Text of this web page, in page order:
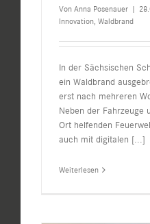
Von Anna Posenauer |
Innovation, Waldbrand
In der Sächsischen
ein Waldbrand
erst nach mehreren
Neben der Fahrzeuge
Ort helfenden
auch mit digitalen [...]
Weiterlesen